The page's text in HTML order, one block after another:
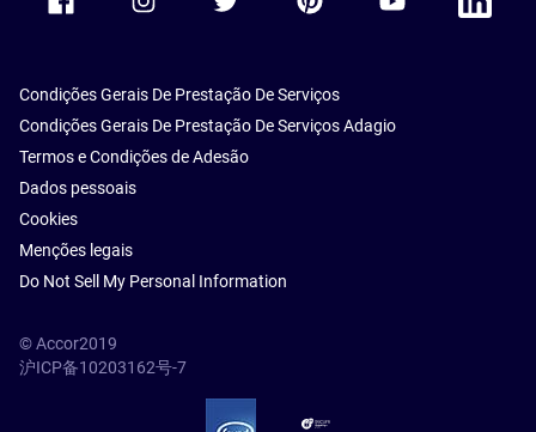
Condições Gerais De Prestação De Serviços
Condições Gerais De Prestação De Serviços Adagio
Termos e Condições de Adesão
Dados pessoais
Cookies
Menções legais
Do Not Sell My Personal Information
© Accor2019
沪ICP备10203162号-7